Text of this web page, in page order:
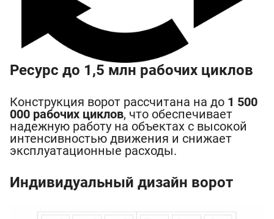
Ресурс до 1,5 млн рабочих циклов
Конструкция ворот рассчитана на до 1 500
000 рабочих циклов, что обеспечивает
надежную работу на объектах с высокой
интенсивностью движения и снижает
эксплуатационные расходы.
Индивидуальный дизайн ворот